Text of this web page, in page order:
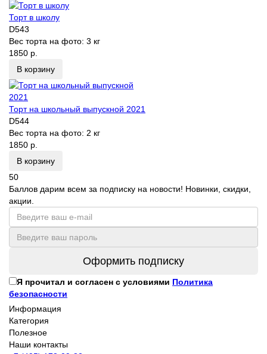
Торт в школу
D543
Вес торта на фото: 3 кг
1850 р.
В корзину
Торт на школьный выпускной 2021
D544
Вес торта на фото: 2 кг
1850 р.
В корзину
50
Баллов дарим всем за подписку на новости! Новинки, скидки,
акции.
Оформить подписку
Я прочитал и согласен с условиями Политика
безопасности
Информация
Категория
Полезное
Наши контакты